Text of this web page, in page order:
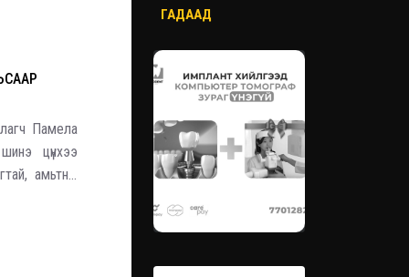
Памела
цүнхээ
амьтны
ГАДААД